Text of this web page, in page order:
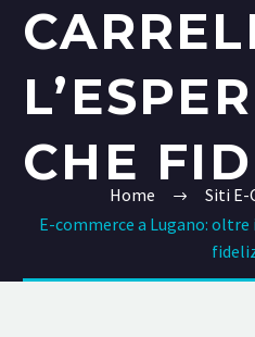
CHE
Home
Siti E-
E-commerce a Lugano: